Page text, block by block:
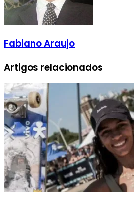
Fabiano Araujo
Artigos relacionados